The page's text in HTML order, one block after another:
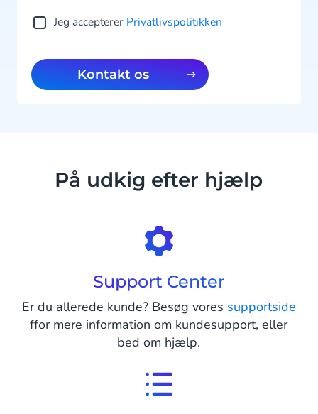
Jeg accepterer Privatlivspolitikken
Kontakt os
På udkig efter hjælp
Support Center
Er du allerede kunde? Besøg vores supportside
ffor mere information om kundesupport, eller
bed om hjælp.